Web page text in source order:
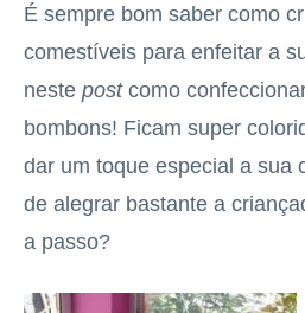
É sempre bom saber como
comestíveis para enfeitar a
neste postcomo
bombons! Ficam super
dar um toque especial a sua
de alegrar bastante a
a passo?